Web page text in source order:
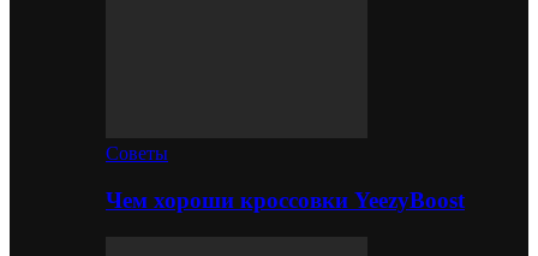
Советы
Чем хороши кроссовки YeezyBoost